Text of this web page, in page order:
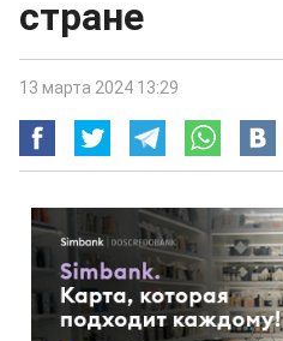
стране
13 марта 2024 13:29